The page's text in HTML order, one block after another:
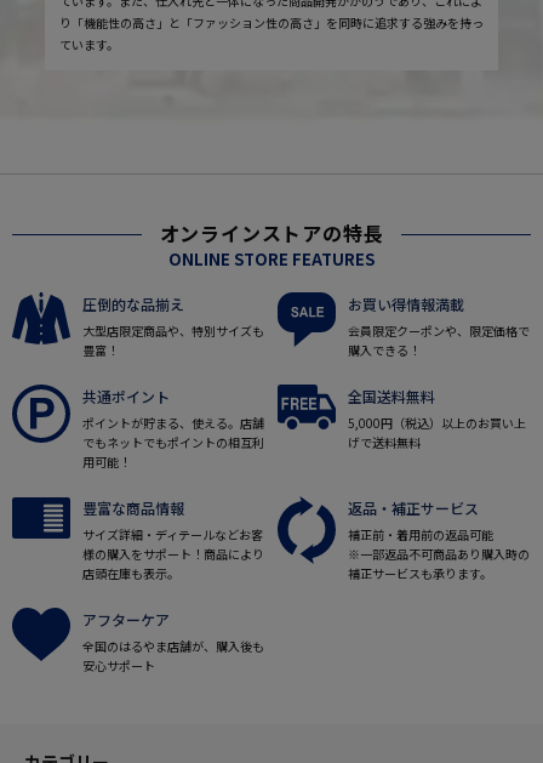
り「機能性の高さ」と「ファッション性の高さ」を同時に追求する強みを持っ
ています。
オンラインストアの特長
ONLINE STORE FEATURES
圧倒的な品揃え
大型店限定商品や、特別サイズも
豊富！
お買い得情報満載
会員限定クーポンや、限定価格で
購入できる！
共通ポイント
ポイントが貯まる、使える。店舗
でもネットでもポイントの相互利
用可能！
全国送料無料
5,000円（税込）以上のお買い上
げで送料無料
豊富な商品情報
サイズ詳細・ディテールなどお客
様の購入をサポート！商品により
店頭在庫も表示。
返品・補正サービス
補正前・着用前の返品可能
※一部返品不可商品あり購入時の
補正サービスも承ります。
アフターケア
全国のはるやま店舗が、購入後も
安心サポート